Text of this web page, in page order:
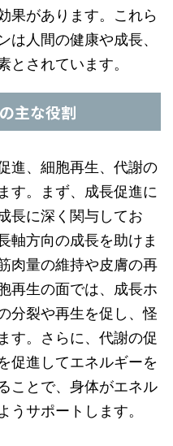
果があります。これら
は人間の健康や成長、
とされています。
主な役割
進、細胞再生、代謝の
す。まず、成長促進に
長に深く関与してお
軸方向の成長を助けま
肉量の維持や皮膚の再
再生の面では、成長ホ
分裂や再生を促し、怪
す。さらに、代謝の促
促進してエネルギーを
ことで、身体がエネル
うサポートします。